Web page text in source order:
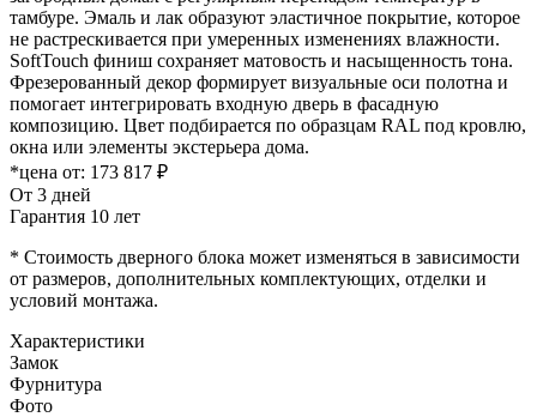
тамбуре. Эмаль и лак образуют эластичное покрытие, которое
не растрескивается при умеренных изменениях влажности.
SoftTouch финиш сохраняет матовость и насыщенность тона.
Фрезерованный декор формирует визуальные оси полотна и
помогает интегрировать входную дверь в фасадную
композицию. Цвет подбирается по образцам RAL под кровлю,
окна или элементы экстерьера дома.
*цена от: 173 817 ₽
От 3 дней
Гарантия 10 лет
* Стоимость дверного блока может изменяться в зависимости
от размеров, дополнительных комплектующих, отделки и
условий монтажа.
Характеристики
Замок
Фурнитура
Фото